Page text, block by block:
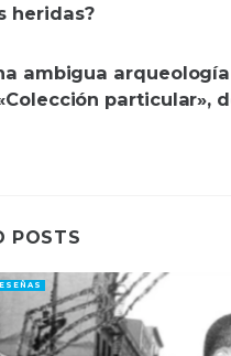
heridas?
ambigua
particular»,
POSTS